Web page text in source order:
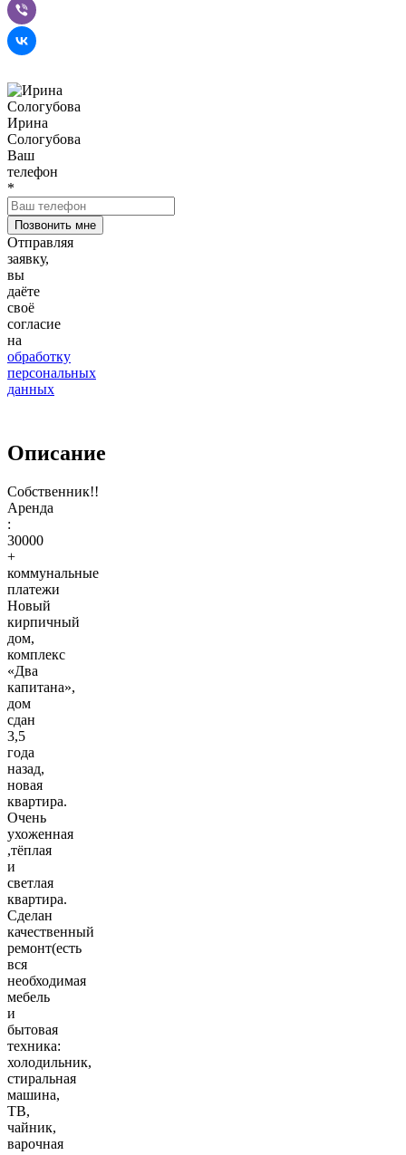
Ирина
Сологубова
Ваш
телефон
*
Отправляя
заявку,
вы
даёте
своё
согласие
на
обработку
персональных
данных
Описание
Сoбcтвeнник!!
Apeнда
:
30000
+
коммунальные
плaтежи
Новый
кирпичный
дом,
комплекс
«Два
капитана»,
дом
сдан
3,5
года
назад,
новая
квартира.
Oчeнь
ухоженная
,тёплая
и
cветлая
квapтиpа.
Сделан
качественный
ремонт(есть
вся
необходимая
мебель
и
бытовая
техника:
холодильник,
стиральная
машина,
ТВ,
чайник,
варочная